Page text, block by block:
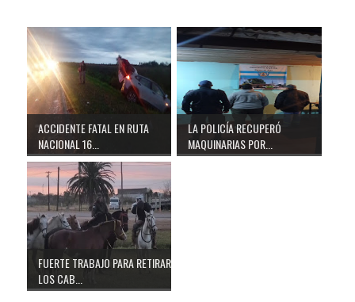
ACCIDENTE FATAL EN RUTA
NACIONAL 16...
LA POLICÍA RECUPERÓ
MAQUINARIAS POR...
FUERTE TRABAJO PARA RETIRAR
LOS CAB...